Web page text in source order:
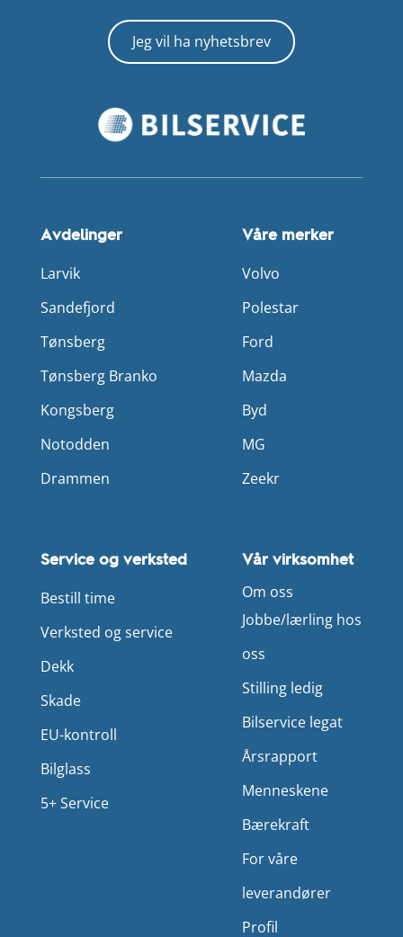
Jeg vil ha nyhetsbrev
Avdelinger
Larvik
Sandefjord
Tønsberg
Tønsberg Branko
Kongsberg
Notodden
Drammen
Våre merker
Volvo
Polestar
Ford
Mazda
Byd
MG
Zeekr
Service og verksted
Bestill time
Verksted og service
Dekk
Skade
EU-kontroll
Bilglass
5+ Service
Vår virksomhet
Om oss
Jobbe/lærling hos
oss
Stilling ledig
Bilservice legat
Årsrapport
Menneskene
Bærekraft
For våre
leverandører
Profil